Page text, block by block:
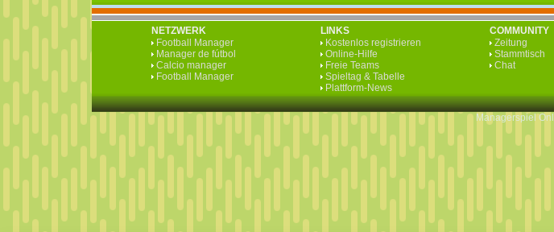
NETZWERK
Football Manager
Manager de fútbol
Calcio manager
Football Manager
LINKS
Kostenlos registrieren
Online-Hilfe
Freie Teams
Spieltag & Tabelle
Plattform-News
COMMUNITY
Zeitung
Stammtisch
Chat
Managerspiel